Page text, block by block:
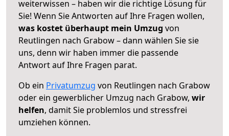
weiterwissen – haben wir die richtige Lösung für
Sie! Wenn Sie Antworten auf Ihre Fragen wollen,
was kostet überhaupt mein Umzug von
Reutlingen nach Grabow – dann wählen Sie sie
uns, denn wir haben immer die passende
Antwort auf Ihre Fragen parat.
Ob ein Privatumzug von Reutlingen nach Grabow
oder ein gewerblicher Umzug nach Grabow, wir
helfen, damit Sie problemlos und stressfrei
umziehen können.